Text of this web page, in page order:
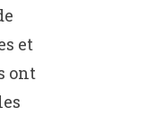
et
ont